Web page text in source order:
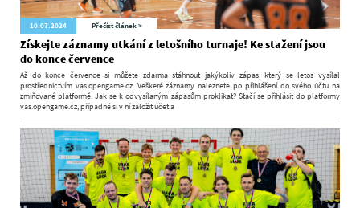
10.07.2024 Přečíst článek >
Získejte záznamy utkání z letošního turnaje! Ke stažení jsou
do konce července
Až do konce července si můžete zdarma stáhnout jakýkoliv zápas, který se letos vysílal
prostřednictvím vas.opengame.cz. Veškeré záznamy naleznete po přihlášení do svého účtu na
zmiňované platformě. Jak se k odvysílaným zápasům proklikat? Stačí se přihlásit do platformy
vas.opengame.cz, případně si v ní založit účet a